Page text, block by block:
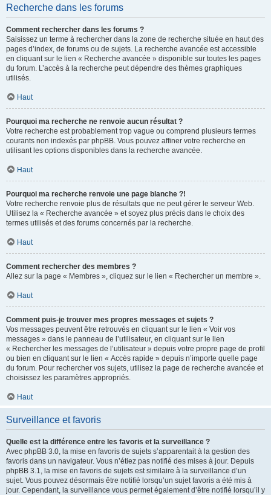
Recherche dans les forums
Comment rechercher dans les forums ?
Saisissez un terme à rechercher dans la zone de recherche située en haut des
pages d’index, de forums ou de sujets. La recherche avancée est accessible
en cliquant sur le lien « Recherche avancée » disponible sur toutes les pages
du forum. L’accès à la recherche peut dépendre des thèmes graphiques
utilisés.
Haut
Pourquoi ma recherche ne renvoie aucun résultat ?
Votre recherche est probablement trop vague ou comprend plusieurs termes
courants non indexés par phpBB. Vous pouvez affiner votre recherche en
utilisant les options disponibles dans la recherche avancée.
Haut
Pourquoi ma recherche renvoie une page blanche ?!
Votre recherche renvoie plus de résultats que ne peut gérer le serveur Web.
Utilisez la « Recherche avancée » et soyez plus précis dans le choix des
termes utilisés et des forums concernés par la recherche.
Haut
Comment rechercher des membres ?
Allez sur la page « Membres », cliquez sur le lien « Rechercher un membre ».
Haut
Comment puis-je trouver mes propres messages et sujets ?
Vos messages peuvent être retrouvés en cliquant sur le lien « Voir vos
messages » dans le panneau de l’utilisateur, en cliquant sur le lien
« Rechercher les messages de l’utilisateur » depuis votre propre page de profil
ou bien en cliquant sur le lien « Accès rapide » depuis n’importe quelle page
du forum. Pour rechercher vos sujets, utilisez la page de recherche avancée et
choisissez les paramètres appropriés.
Haut
Surveillance et favoris
Quelle est la différence entre les favoris et la surveillance ?
Avec phpBB 3.0, la mise en favoris de sujets s’apparentait à la gestion des
favoris dans un navigateur. Vous n’étiez pas notifié des mises à jour. Depuis
phpBB 3.1, la mise en favoris de sujets est similaire à la surveillance d’un
sujet. Vous pouvez désormais être notifié lorsqu’un sujet favoris a été mis à
jour. Cependant, la surveillance vous permet également d’être notifié lorsqu’il y